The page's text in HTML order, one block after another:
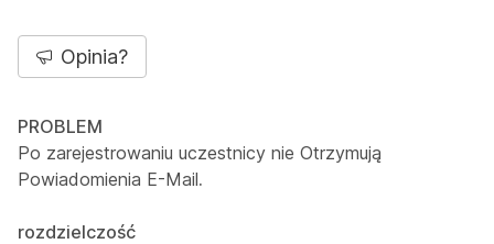
Opinia?
PROBLEM
Po zarejestrowaniu uczestnicy nie Otrzymują
Powiadomienia E-Mail.
rozdzielczość